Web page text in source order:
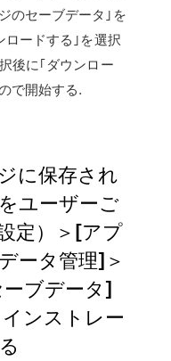
のセーブデータ｣を
ードする｣を選択
後に｢ダウンロー
で開始する.
に保存され
ユーザーご
定）＞[アプ
ータ管理]＞
ブデータ]
ンストレー